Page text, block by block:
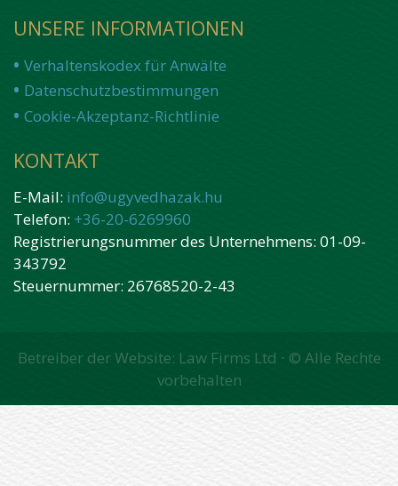
UNSERE INFORMATIONEN
Verhaltenskodex für Anwälte
Datenschutzbestimmungen
Cookie-Akzeptanz-Richtlinie
KONTAKT
E-Mail: info@ugyvedhazak.hu
Telefon: +36-20-6269960
Registrierungsnummer des Unternehmens: 01-09-
343792
Steuernummer: 26768520-2-43
Betreiber der Website: Law Firms Ltd ∙ © Alle Rechte
vorbehalten